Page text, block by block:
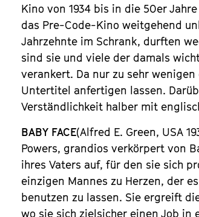
Kino von 1934 bis in die 50er
das Pre-Code-Kino weitgehend
Jahrzehnte im Schrank, durften
sind sie und viele der damals
verankert. Da nur zu sehr
Untertitel anfertigen lassen.
Verständlichkeit halber mit
BABY FACE(Alfred E. Green, USA
Powers, grandios verkörpert von
ihres Vaters auf, für den sie sich
einzigen Mannes zu Herzen, der
benutzen zu lassen. Sie ergreift
wo sie sich zielsicher einen Job